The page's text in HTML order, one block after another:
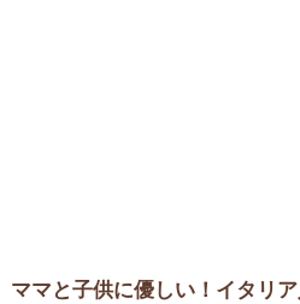
ママと子供に優しい！イタリ